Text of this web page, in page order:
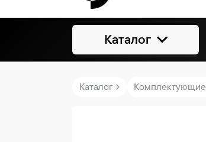
Каталог
Каталог Комплектующие